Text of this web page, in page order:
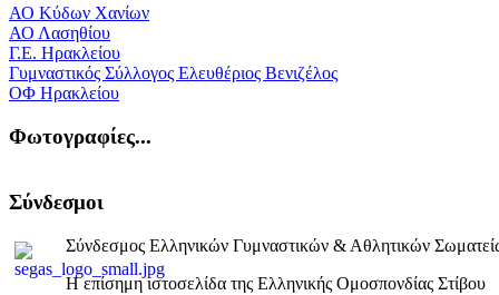
ΑΟ Κύδων Χανίων
ΑΟ Λασηθίου
Γ.Ε. Ηρακλείου
Γυμναστικός Σύλλογος Ελευθέριος Βενιζέλος
ΟΦ Ηρακλείου
Φωτογραφίες...
Σύνδεσμοι
Σύνδεσμος Ελληνικών Γυμναστικών & Αθλητικών
Η επίσημη ιστοσελίδα της Ελληνικής Ομοσπονδίας Στίβου